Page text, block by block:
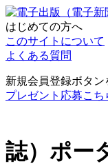
はじめての方へ
このサイトについて
よくある質問
新規会員登録ボタン
プレゼント応募こち
誌）ポー